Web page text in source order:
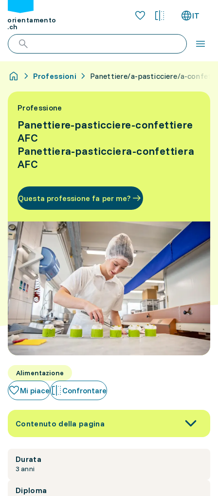
orientamento
.ch
IT
Professioni Panettiere/a-pasticciere/a-
Professione
Panettiere-pasticciere-confettiere
AFC
Panettiera-pasticciera-confettiera
AFC
Questa professione fa per me?
Alimentazione
Mi piace Confrontare
Contenuto della pagina
Durata
3 anni
Diploma